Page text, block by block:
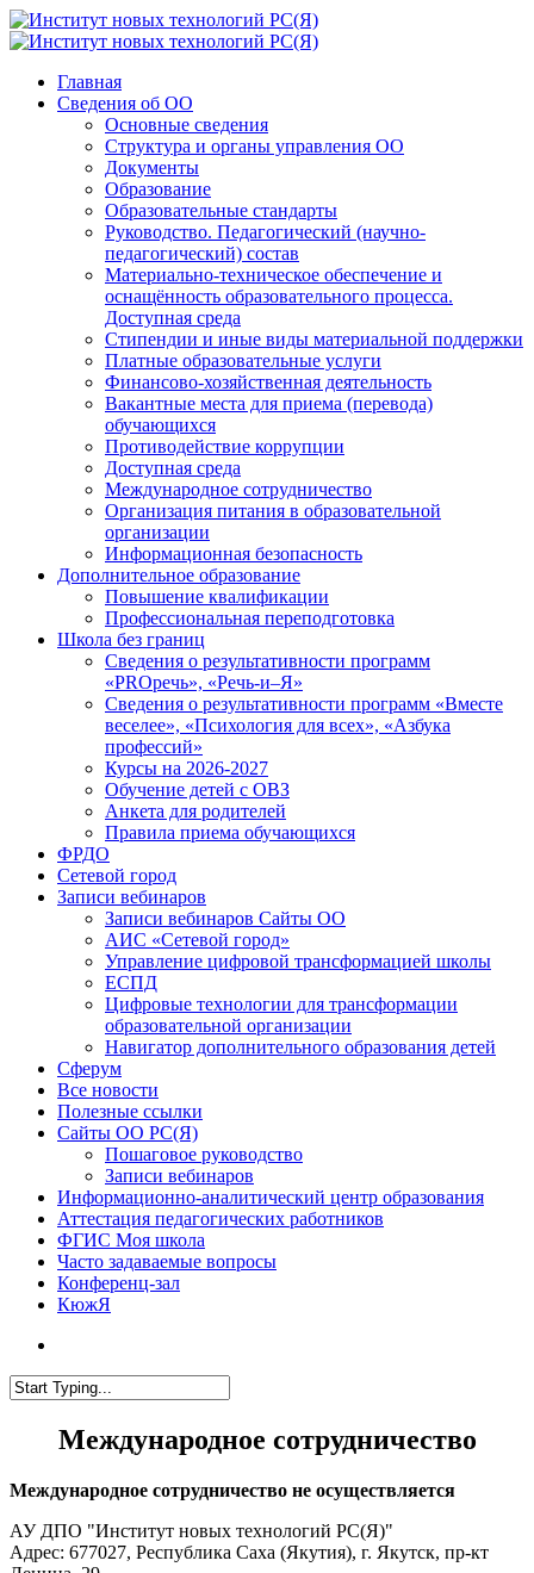
Главная
Сведения об ОО
Основные сведения
Структура и органы управления ОО
Документы
Образование
Образовательные стандарты
Руководство. Педагогический (научно-
педагогический) состав
Материально-техническое обеспечение и
оснащённость образовательного процесса.
Доступная среда
Стипендии и иные виды материальной поддержки
Платные образовательные услуги
Финансово-хозяйственная деятельность
Вакантные места для приема (перевода)
обучающихся
Противодействие коррупции
Доступная среда
Международное сотрудничество
Организация питания в образовательной
организации
Информационная безопасность
Дополнительное образование
Повышение квалификации
Профессиональная переподготовка
Школа без границ
Сведения о результативности программ
«PROречь», «Речь-и–Я»
Сведения о результативности программ «Вместе
веселее», «Психология для всех», «Азбука
профессий»
Курсы на 2026-2027
Обучение детей с ОВЗ
Анкета для родителей
Правила приема обучающихся
ФРДО
Сетевой город
Записи вебинаров
Записи вебинаров Сайты ОО
АИС «Сетевой город»
Управление цифровой трансформацией школы
ЕСПД
Цифровые технологии для трансформации
образовательной организации
Навигатор дополнительного образования детей
Сферум
Все новости
Полезные ссылки
Сайты ОО РС(Я)
Пошаговое руководство
Записи вебинаров
Информационно-аналитический центр образования
Аттестация педагогических работников
ФГИС Моя школа
Часто задаваемые вопросы
Конференц-зал
КюжЯ
Международное сотрудничество
Международное сотрудничество не осуществляется
АУ ДПО "Институт новых технологий РС(Я)"
Адрес: 677027, Республика Саха (Якутия), г. Якутск, пр-кт